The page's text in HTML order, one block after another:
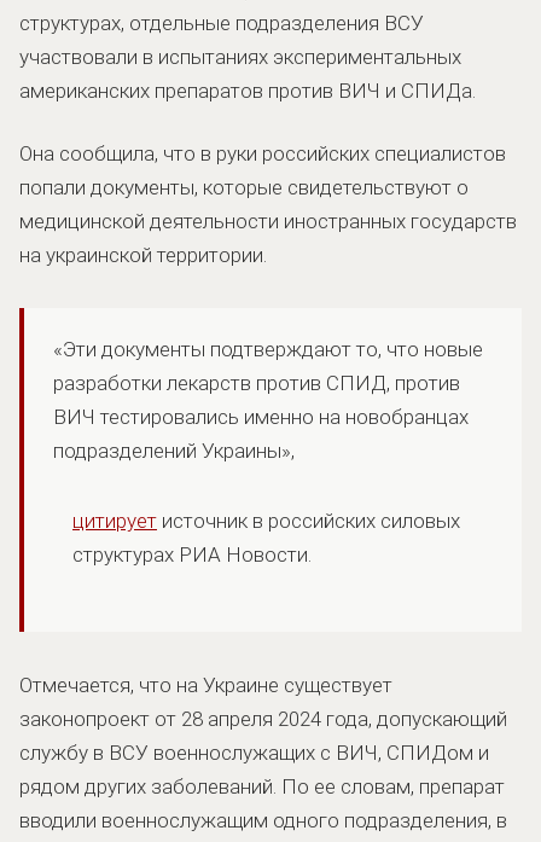
структурах, отдельные подразделения ВСУ
участвовали в испытаниях экспериментальных
американских препаратов против ВИЧ и СПИДа.
Она сообщила, что в руки российских специалистов
попали документы, которые свидетельствуют о
медицинской деятельности иностранных государств
на украинской территории.
«Эти документы подтверждают то, что новые
разработки лекарств против СПИД, против
ВИЧ тестировались именно на новобранцах
подразделений Украины»,
цитирует источник в российских силовых
структурах РИА Новости.
Отмечается, что на Украине существует
законопроект от 28 апреля 2024 года, допускающий
службу в ВСУ военнослужащих с ВИЧ, СПИДом и
рядом других заболеваний. По ее словам, препарат
вводили военнослужащим одного подразделения, в